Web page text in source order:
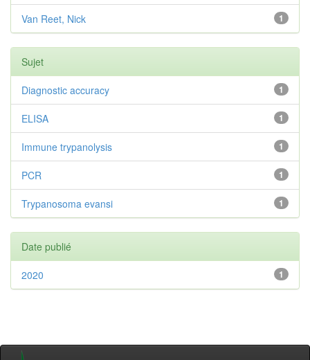
1
Van Reet, Nick
Sujet
1
Diagnostic accuracy
1
ELISA
1
Immune trypanolysis
1
PCR
1
Trypanosoma evansi
Date publié
1
2020